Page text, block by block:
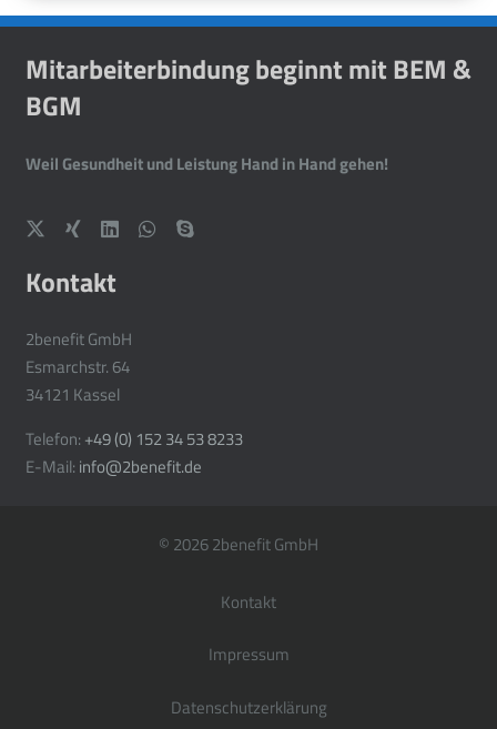
Mitarbeiterbindung beginnt mit BEM &
BGM
Weil Gesundheit und Leistung Hand in Hand gehen!
Kontakt
2benefit GmbH
Esmarchstr. 64
34121 Kassel
Telefon: +49 (0) 152 34 53 8233
E-Mail: info@2benefit.de
© 2026 2benefit GmbH
Kontakt
Impressum
Datenschutzerklärung